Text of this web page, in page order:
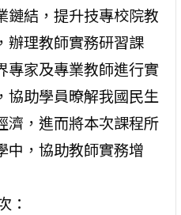
鏈結，提升技專校院教
辦理教師實務研習課
專家及專業教師進行實
協助學員暸解我國民生
濟，進而將本次課程所
中，協助教師實務增
：